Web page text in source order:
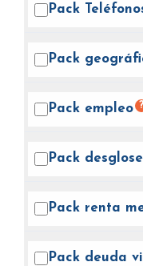
Pack
Pack
Pack empleo ?
Pack desglose
Pack renta
Pack deuda